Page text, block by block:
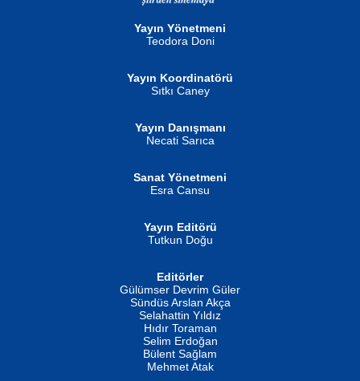
İSMAİL OKUTAN
Erkeklerin Kahrolması Ne Demektir
Ben Deniz Değilim ki...
Evvel Zaman Tanrıçası...
Yayın Yönetmeni
Teodora Doni
Yayın Koordinatörü
Sıtkı Caney
Yayın Danışmanı
Necati Sarıca
Sanat Yönetmeni
Esra Cansu
Yayın Editörü
Tutkun Doğu
Editörler
Gülümser Devrim Güler
Sündüs Arslan Akça
Selahattin Yıldız
Hıdır Toraman
Selim Erdoğan
Bülent Sağlam
Mehmet Atak